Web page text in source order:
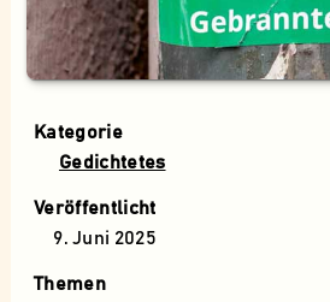
Kategorie
Gedichtetes
Veröffentlicht
9. Juni 2025
Themen